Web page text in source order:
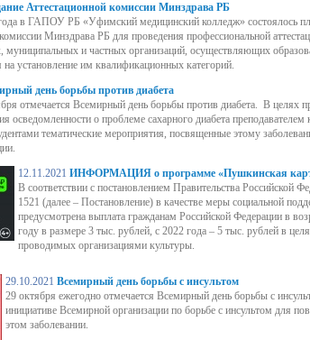
Аттестационной комиссии Минздрава РБ
в ГАПОУ РБ «Уфимский медицинский колледж» состоялось
Минздрава РБ для проведения профессиональной
муниципальных и частных организаций, осуществляющих
на установление им квалификационных категорий.
день борьбы против диабета
отмечается Всемирный день борьбы против диабета. В целях
осведомленности о проблеме сахарного диабета
тематические мероприятия, посвященные этому
12.11.2021 ИНФОРМАЦИЯ о программе «Пушкинская
В соответствии с постановлением Правительства Российской
1521 (далее – Постановление) в качестве меры социальной
предусмотрена выплата гражданам Российской Федерации в
году в размере 3 тыс. рублей, с 2022 года – 5 тыс. рублей в
проводимых организациями культуры.
29.10.2021 Всемирный день борьбы с инсультом
29 октября ежегодно отмечается Всемирный день борьбы с
инициативе Всемирной организации по борьбе с инсультом для
этом заболевании.